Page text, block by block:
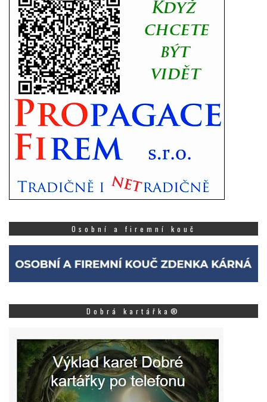
Osobní a firemní kouč
Dobrá kartářka®